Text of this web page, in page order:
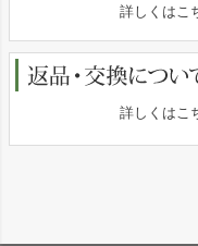
詳しくはこ
詳しくはこ